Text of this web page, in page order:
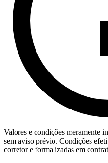
Valores e condições meramente
sem aviso prévio. Condições
corretor e formalizadas em